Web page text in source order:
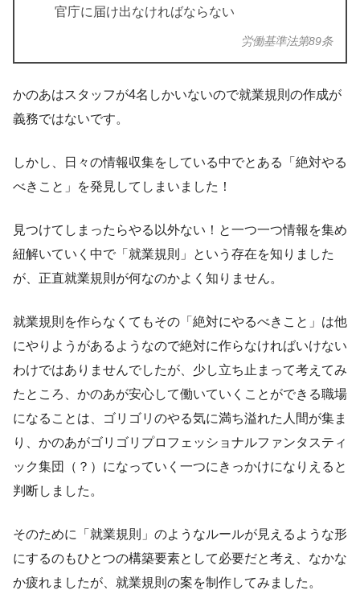
官庁に届け出なければならない
労働基準法第89条
かのあはスタッフが4名しかいないので就業規則の作成が
義務ではないです。
しかし、日々の情報収集をしている中でとある「絶対やる
べきこと」を発見してしまいました！
見つけてしまったらやる以外ない！と一つ一つ情報を集め
紐解いていく中で「就業規則」という存在を知りました
が、正直就業規則が何なのかよく知りません。
就業規則を作らなくてもその「絶対にやるべきこと」は他
にやりようがあるようなので絶対に作らなければいけない
わけではありませんでしたが、少し立ち止まって考えてみ
たところ、かのあが安心して働いていくことができる職場
になることは、ゴリゴリのやる気に満ち溢れた人間が集ま
り、かのあがゴリゴリプロフェッショナルファンタスティ
ック集団（？）になっていく一つにきっかけになりえると
判断しました。
そのために「就業規則」のようなルールが見えるような形
にするのもひとつの構築要素として必要だと考え、なかな
か疲れましたが、就業規則の案を制作してみました。